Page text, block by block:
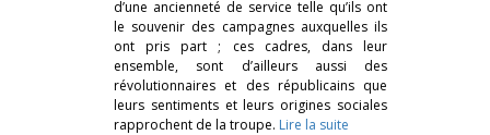
d’une ancienneté de service telle qu’ils ont
le souvenir des campagnes auxquelles ils
ont pris part ; ces cadres, dans leur
ensemble, sont d’ailleurs aussi des
révolutionnaires et des républicains que
leurs sentiments et leurs origines sociales
rapprochent de la troupe. Lire la suite